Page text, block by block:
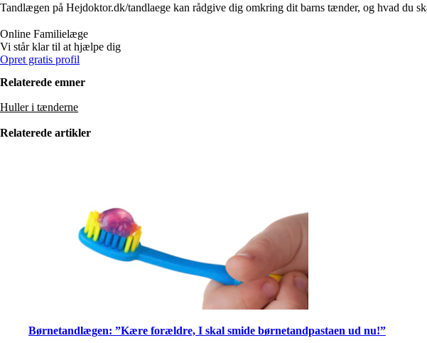
Tandlægen på Hejdoktor.dk/tandlaege kan rådgive dig omkring dit barns tænder, og hvad du
Online Familielæge
Vi står klar til at hjælpe dig
Opret gratis profil
Relaterede emner
Huller i tænderne
Relaterede artikler
Børnetandlægen: ”Kære forældre, I skal smide børnetandpastaen ud nu!”